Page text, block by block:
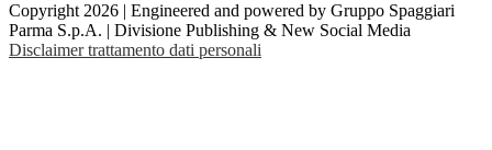
Copyright 2026 | Engineered and powered by Gruppo Spaggiari
Parma S.p.A. | Divisione Publishing & New Social Media
Disclaimer trattamento dati personali